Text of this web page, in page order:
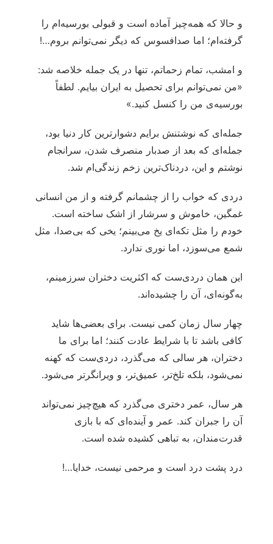
و حالا که همه‌چیز آماده است و قبولی بورسیه‌ام را
گرفته‌ام؛ اما صدافسوس که دیگر نمی‌توانم بروم…!
و امشب، تمام زحماتم، تنها در یک جمله خلاصه شد:
«من نمی‌توانم برای تحصیل به ایران بیایم. لطفاً
بورسیه‌ی من را کنسل کنید.»
جمله‌ای که نوشتنش برایم دشوارترین کار دنیا بود،
جمله‌ای که بعد از صدبار منصرف شدن، سرانجام
نوشتم و این، دردناک‌ترین زخم زندگی‌ام شد.
دردی که خواب را از چشمانم گرفته و از من انسانی
غمگین، خاموش و سرشار از اشک ساخته است.
خودم را مثل تکه‌ای یخ می‌بینم؛ یخی که بی‌صدا، مثل
شمع می‌سوزد، اما نوری ندارد.
این همان دردی‌ست که اکثریت دختران سرزمینم،
به‌گونه‌ای، آن را چشیده‌اند.
چهار سال زمان کمی نیست. برای بعضی‌ها شاید
کافی باشد تا با شرایط عادت کنند؛ اما برای ما
دختران، هر سالی که می‌گذرد، دردی‌ست که کهنه
نمی‌شود، بلکه تلخ‌تر، عمیق‌تر، و ویرانگرتر می‌شود.
هر سال، عمر دختری می‌گذرد که هیچ‌چیز نمی‌تواند
آن را جبران کند. عمر و آینده‌ای که با بازی‌
قدرت‌مندان، به تباهی کشیده شده است.
درد پشت درد است و مرحمی نیست، خدایا…!